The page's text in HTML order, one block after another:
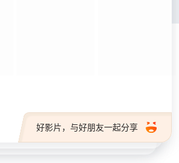
好影片，与好朋友一起分享